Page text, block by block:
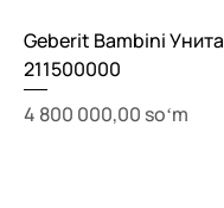
Geberit Bambini
211500000
Price
4 800 000,00 soʻm